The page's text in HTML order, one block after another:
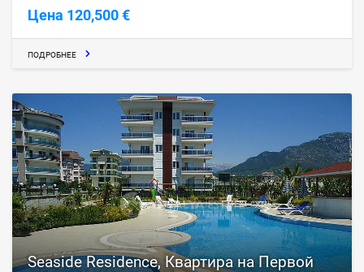
Цена 120,500 €
ПОДРОБНЕЕ
Seaside Residence, Квартира на Первой